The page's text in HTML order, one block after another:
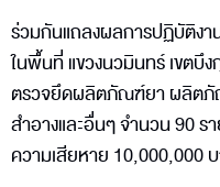
ร่วมกันแถลงผลการปฏิบัติง
ในพื้นที่ แขวงนวมินทร์ เขตบึ
ตรวจยึดผลิตภัณฑ์ยา ผลิตภั
สำอางและอื่นๆ จำนวน 90
ความเสียหาย 10,000,000